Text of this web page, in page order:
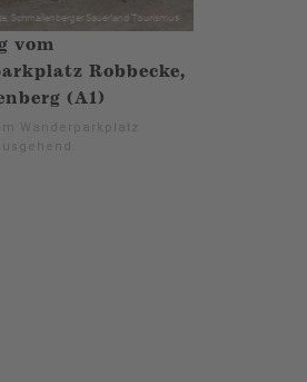
vom
Robbecke,
(A1)
Wanderparkplatz